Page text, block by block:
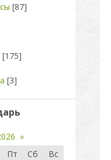
[87]
[175]
[3]
»
Пт Сб
Вс